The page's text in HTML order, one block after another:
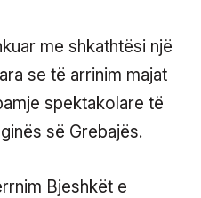
me shkathtësi një
se të arrinim majat
spektakolare të
së Grebajës.
Bjeshkët e